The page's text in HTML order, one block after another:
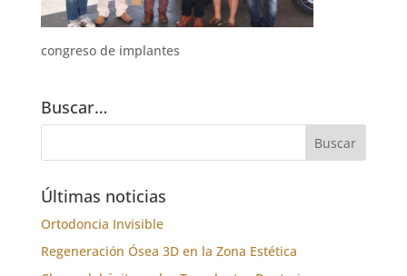
congreso de implantes
Buscar…
Últimas noticias
Ortodoncia Invisible
Regeneración Ósea 3D en la Zona Estética